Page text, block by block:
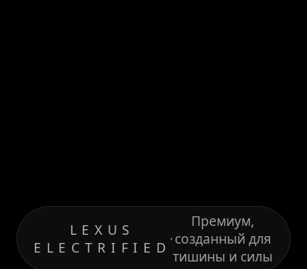
LEXUS
ELECTRIFIED
Премиум,
созданный для
тишины и силы